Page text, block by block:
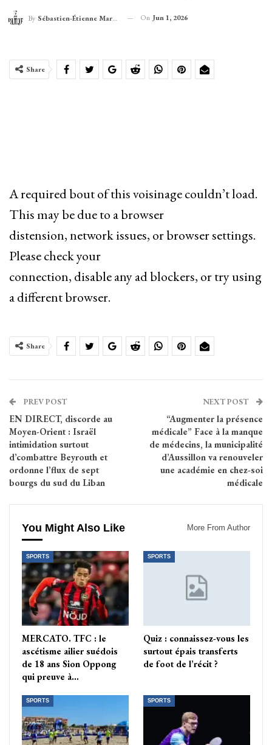
By Sébastien-Étienne Marechal On Jun 1, 2026
Share
A required bout of this voisinage couldn’t load.
This may be due to a browser
distension, network issues, or browser settings.
Please check your
connection, disable any ad blockers, or try using
a different browser.
Share
PREV POST
EN DIRECT, discorde au
Moyen-Orient : Israël
intimidation surtout
d’combattre Beyrouth et
ordonne l’flux de sept
bourgs du sud du Liban
NEXT POST
“Augmenter la présence
médicale” Face à la manque
de médecins, la municipalité
d’Aussillon va renouveler
une académie en chez-soi
médicale
You Might Also Like More From Author
SPORTS
MERCATO. TFC : le
ascétisme ailier suédois
de 18 ans Sion Oppong
qui preuve à…
SPORTS
Quiz : connaissez-vous les
surtout épais transferts
de foot de l’récit ?
SPORTS SPORTS